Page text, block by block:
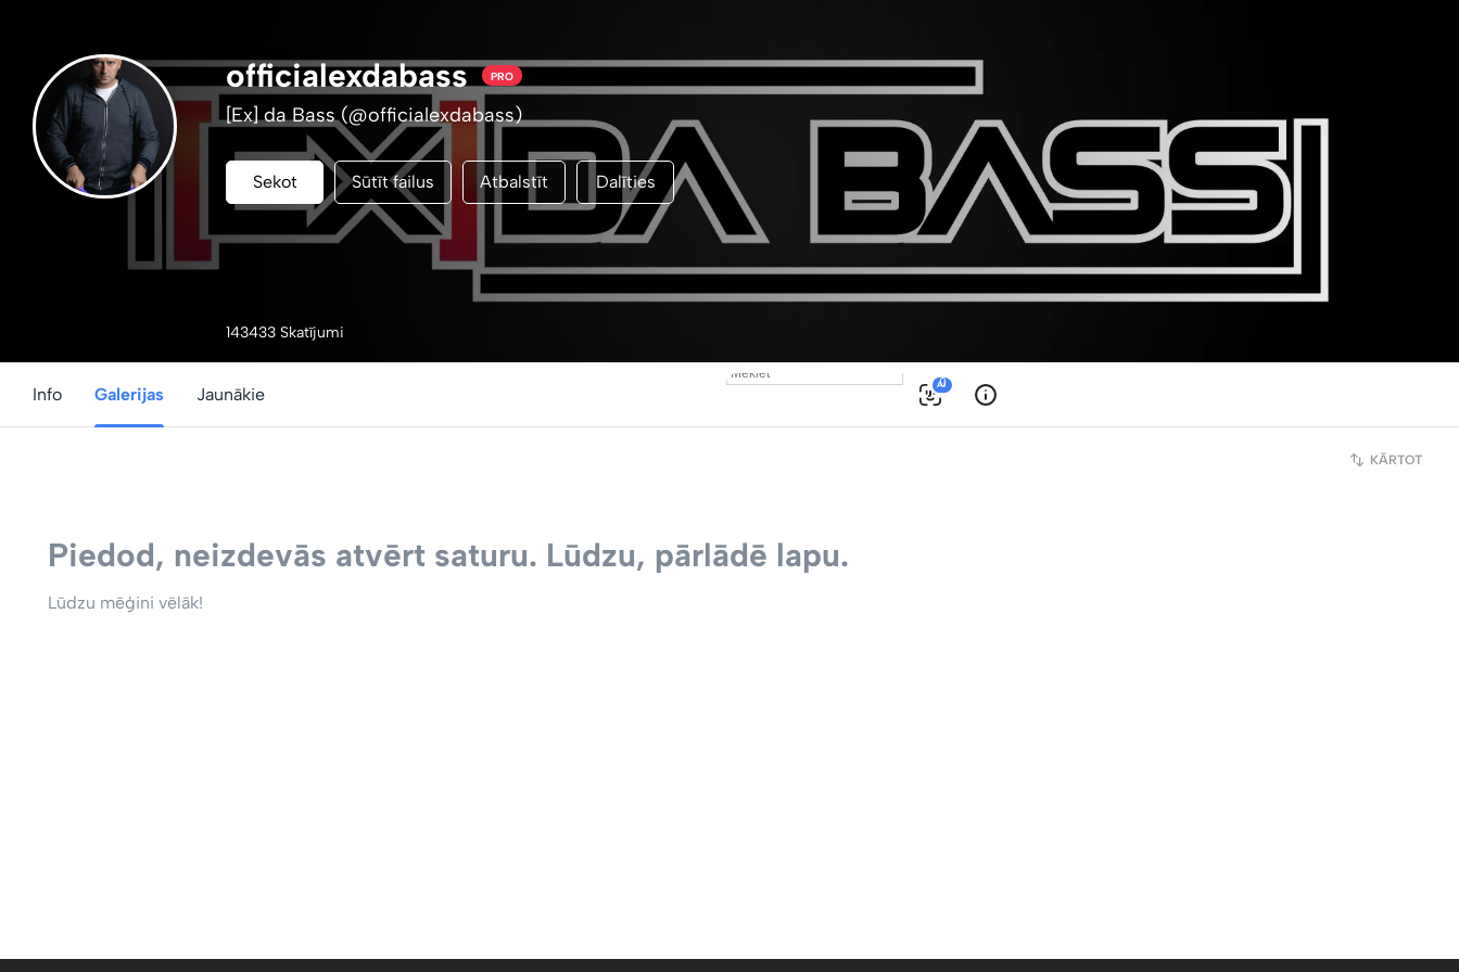
officialexdabass PRO
[Ex] da Bass (@officialexdabass)
Sekot Sūtīt failus Atbalstīt Dalīties
143433 Skatījumi
Info Galerijas Jaunākie
KĀRTOT
0
AI
Piedod, neizdevās atvērt saturu. Lūdzu, pārlādē lapu.
Lūdzu mēģini vēlāk!